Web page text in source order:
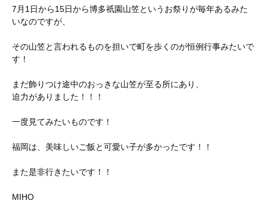
7月1日から15日から博多祇園山笠というお祭りが毎年あるみた
いなのですが、
その山笠と言われるものを担いで町を歩くのが恒例行事みたいで
す！
まだ飾りつけ途中のおっきな山笠が至る所にあり、
迫力がありました！！！
一度見てみたいものです！
福岡は、美味しいご飯と可愛い子が多かったです！！
また是非行きたいです！！
MIHO